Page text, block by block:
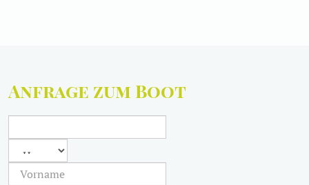
Anfrage zum Boot